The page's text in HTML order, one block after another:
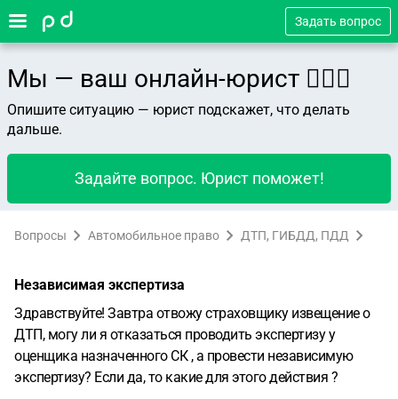
Задать вопрос
Мы — ваш онлайн-юрист 👨🏻‍⚖️
Опишите ситуацию — юрист подскажет, что делать
дальше.
Задайте вопрос. Юрист поможет!
Вопросы Автомобильное право ДТП, ГИБДД, ПДД
Независимая экспертиза
Здравствуйте! Завтра отвожу страховщику извещение о
ДТП, могу ли я отказаться проводить экспертизу у
оценщика назначенного СК , а провести независимую
экспертизу? Если да, то какие для этого действия ?